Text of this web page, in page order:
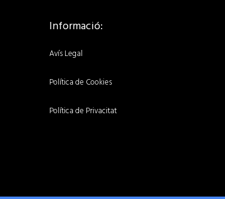
Informació:
Avís Legal
Política de Cookies
Política de Privacitat